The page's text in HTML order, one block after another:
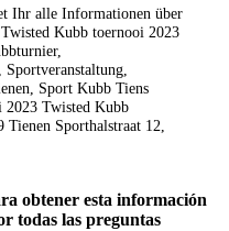
Ihr alle Informationen über
Kubb toernooi 2023
Sport Kubb Tiens
2023 Twisted Kubb
Tienen Sporthalstraat 12,
obtener esta información
todas las preguntas